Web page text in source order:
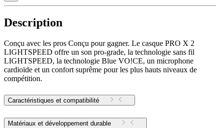
Description
Conçu avec les pros Conçu pour gagner. Le casque PRO X 2
LIGHTSPEED offre un son pro-grade, la technologie sans fil
LIGHTSPEED, la technologie Blue VO!CE, un microphone
cardioïde et un confort suprême pour les plus hauts niveaux de
compétition.
Caractéristiques et compatibilité
Matériaux et développement durable